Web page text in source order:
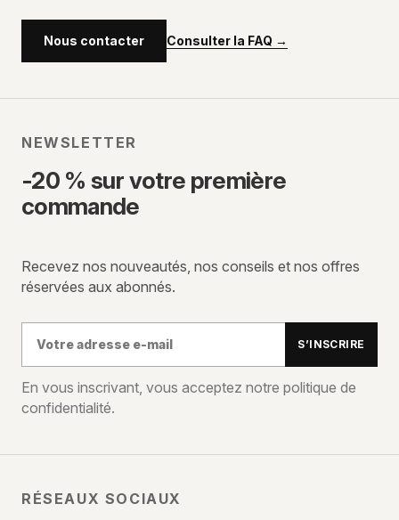
Nous contacter Consulter la FAQ →
NEWSLETTER
-20 % sur votre première
commande
Recevez nos nouveautés, nos conseils et nos offres
réservées aux abonnés.
e-
mail
S’INSCRIRE
En vous inscrivant, vous acceptez notre politique de
confidentialité.
RÉSEAUX SOCIAUX